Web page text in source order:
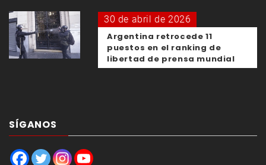
30 de abril de 2026
Argentina retrocede 11
puestos en el ranking de
libertad de prensa mundial
SÍGANOS